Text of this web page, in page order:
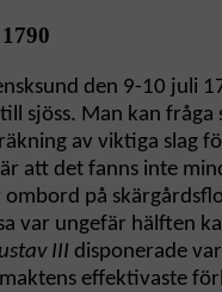
den 9-10 juli
sjöss. Man kan
av viktiga slag
att det fanns inte
ombord på
var ungefär hälften
III disponerade
effektivaste